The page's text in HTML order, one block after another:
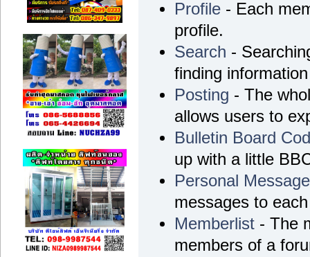
Profile - Each
profile.
Search -
finding
Posting - The
allows users to
Bulletin Board
up with a little
Personal
messages to
Memberlist - The
members of a